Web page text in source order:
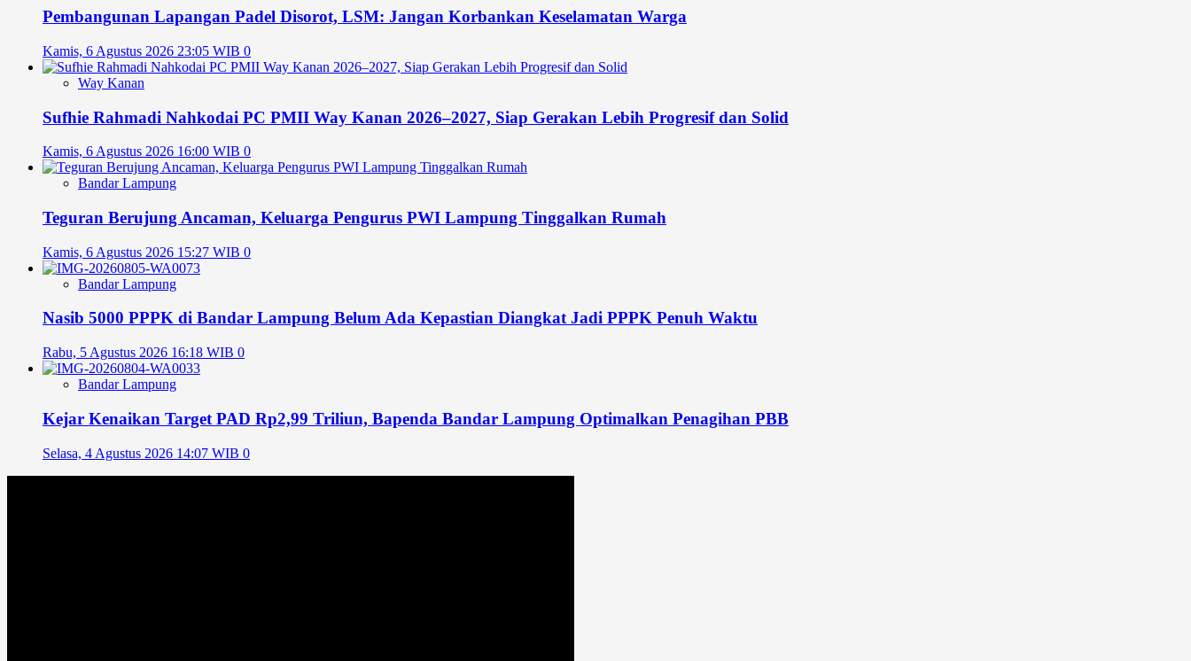
Pembangunan Lapangan Padel Disorot, LSM: Jangan Korbankan Keselamatan Warga
Kamis, 6 Agustus 2026 23:05 WIB 0
Way Kanan
Sufhie Rahmadi Nahkodai PC PMII Way Kanan 2026–2027, Siap Gerakan Lebih Progresif dan Solid
Kamis, 6 Agustus 2026 16:00 WIB 0
Bandar Lampung
Teguran Berujung Ancaman, Keluarga Pengurus PWI Lampung Tinggalkan Rumah
Kamis, 6 Agustus 2026 15:27 WIB 0
Bandar Lampung
Nasib 5000 PPPK di Bandar Lampung Belum Ada Kepastian Diangkat Jadi PPPK Penuh Waktu
Rabu, 5 Agustus 2026 16:18 WIB 0
Bandar Lampung
Kejar Kenaikan Target PAD Rp2,99 Triliun, Bapenda Bandar Lampung Optimalkan Penagihan PBB
Selasa, 4 Agustus 2026 14:07 WIB 0